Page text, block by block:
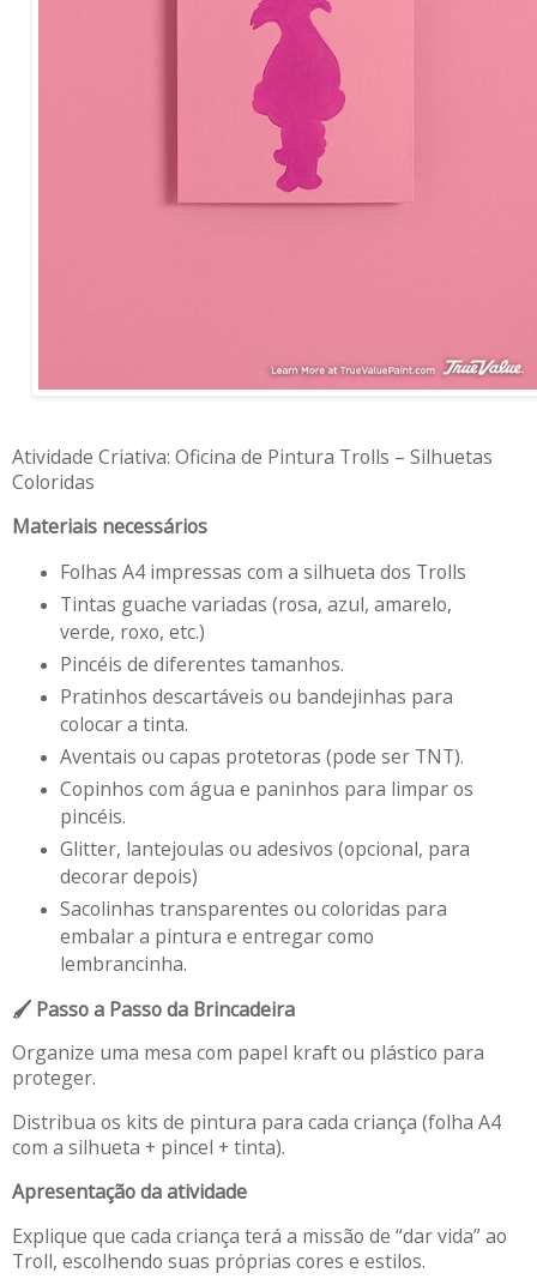
Atividade Criativa: Oficina de Pintura Trolls – Silhuetas
Coloridas
Materiais necessários
Folhas A4 impressas com a silhueta dos Trolls
Tintas guache variadas (rosa, azul, amarelo,
verde, roxo, etc.)
Pincéis de diferentes tamanhos.
Pratinhos descartáveis ou bandejinhas para
colocar a tinta.
Aventais ou capas protetoras (pode ser TNT).
Copinhos com água e paninhos para limpar os
pincéis.
Glitter, lantejoulas ou adesivos (opcional, para
decorar depois)
Sacolinhas transparentes ou coloridas para
embalar a pintura e entregar como
lembrancinha.
🖌️ Passo a Passo da Brincadeira
Organize uma mesa com papel kraft ou plástico para
proteger.
Distribua os kits de pintura para cada criança (folha A4
com a silhueta + pincel + tinta).
Apresentação da atividade
Explique que cada criança terá a missão de “dar vida” ao
Troll, escolhendo suas próprias cores e estilos.